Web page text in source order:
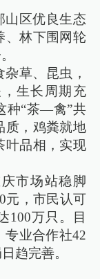
山区优良生态
、林下围网轮
草、昆虫，
生长周期充
种“茶—禽”共
质，鸡粪就地
叶品相，实现
市场站稳脚
元，市民认可
100万只。目
专业合作社42
趋完善。